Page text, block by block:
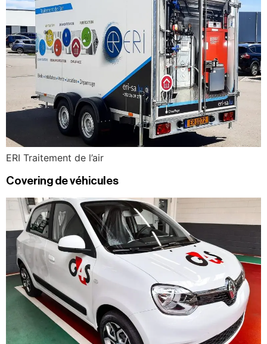
ERI Traitement de l’air
Covering de véhicules